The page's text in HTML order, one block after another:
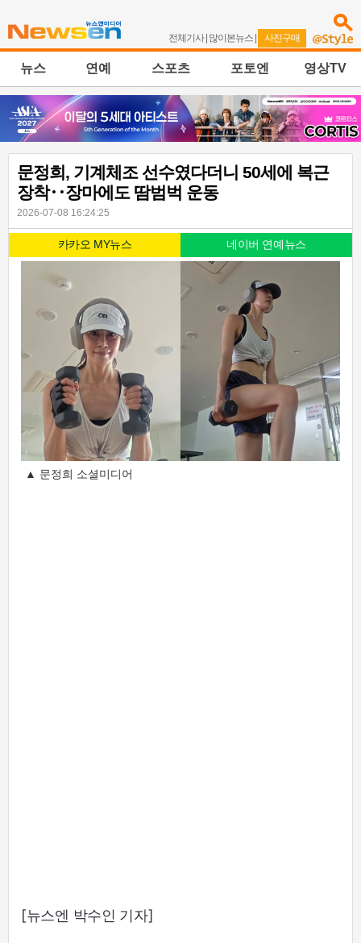
전체기사| 많이본뉴스 | 사진구매
뉴스 연예 스포츠 포토엔 영상TV
문정희, 기계체조 선수였다더니 50세에 복근
장착‥장마에도 땀범벅 운동
2026-07-08 16:24:25
카카오 MY뉴스 네이버 연예뉴스
▲ 문정희 소셜미디어
[뉴스엔 박수인 기자]